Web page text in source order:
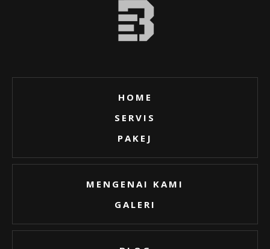
HOME
SERVIS
PAKEJ
MENGENAI KAMI
GALERI